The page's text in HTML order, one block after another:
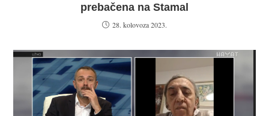
prebačena na Stamal
28. kolovoza 2023.